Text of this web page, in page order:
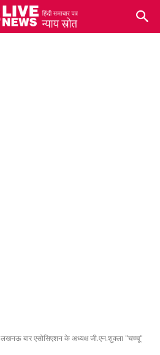
लखनऊ बार एसोसिएशन के अध्यक्ष जी.एन.शुक्ला "चच्चू"